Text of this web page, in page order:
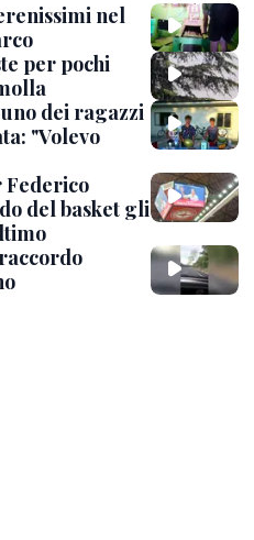
nel
per pochi
dei ragazzi
"Volevo
Federico
del basket gli